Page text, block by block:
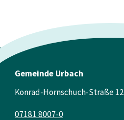
Gemeinde Urbach
Konrad-Hornschuch-Straße 12
07181 8007-0